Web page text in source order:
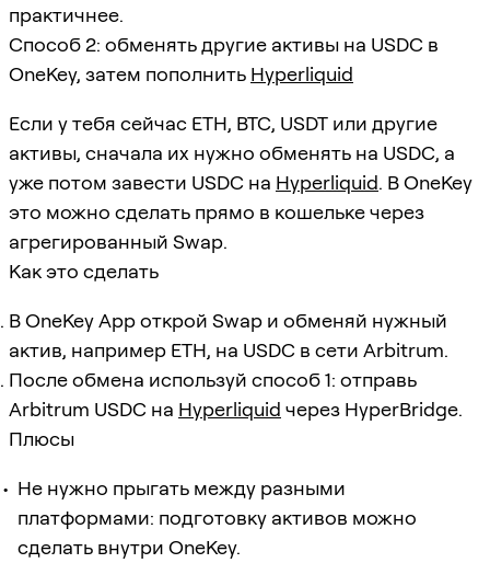
практичнее.
Способ 2: обменять другие активы на USDC в
OneKey, затем пополнить Hyperliquid
Если у тебя сейчас ETH, BTC, USDT или другие
активы, сначала их нужно обменять на USDC, а
уже потом завести USDC на Hyperliquid. В OneKey
это можно сделать прямо в кошельке через
агрегированный Swap.
Как это сделать
В OneKey App открой Swap и обменяй нужный
актив, например ETH, на USDC в сети Arbitrum.
После обмена используй способ 1: отправь
Arbitrum USDC на Hyperliquid через HyperBridge.
Плюсы
Не нужно прыгать между разными
платформами: подготовку активов можно
сделать внутри OneKey.